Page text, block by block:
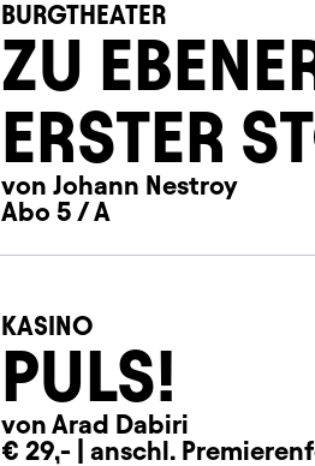
BURGTHEATER
ZU
ERSTER
von Johann Nestroy
Abo 5 / A
KASINO
PULS!
von Arad Dabiri
€ 29,- | anschl.